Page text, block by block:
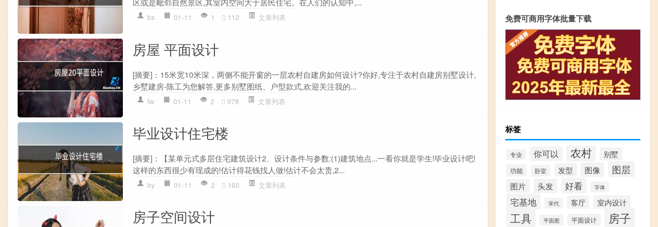
区或是毗邻自然景区,其室内空间大于居民住宅。在人们的认知中,...
bs 01-11 1 112 文章列表
房屋 平面设计
[摘要]：15米宽10米深，两侧不能开窗的一层农村自建房如何设计?你好,专注于农村自建房别墅设计,
乡墅建房-陈工为您解答,更多别墅图纸、户型款式,欢迎关注我的...
fw 01-11 2 978 文章列表
毕业设计住宅楼
[摘要]：【某单元式多层住宅建筑设计2、设计条件与参数:(1)建筑地点...一看你就是学生!毕业设计吧!
这样的东西很少有现成的!估计得花钱找人做!估计不会太贵,2...
by 01-11 2 160 文章列表
房子空间设计
免费可商用字体批量下载
标签
专业 你可以 农村 别墅
功能 卧室 发型 图像 图层
图片 头发 好看 字体
宅基地 宋代 客厅 室内设计
工具 平面图 平面设计 房子